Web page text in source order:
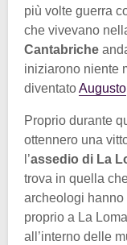
più volte guerra
che vivevano
Cantabriche
iniziarono niente
diventatoAugusto
Proprio durante
ottennero una
l’assedio di La
trova in quella
archeologi hanno
proprio a La
all’interno delle